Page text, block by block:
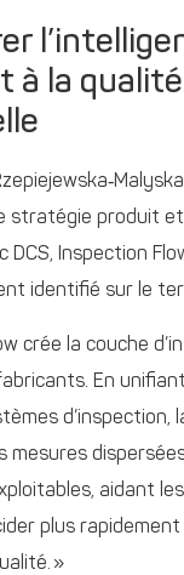
à la qualité
stratégie produit
DCS, Inspection
identifié sur le
crée la couche
En
d’inspection,
mesures
aidant
plus
»